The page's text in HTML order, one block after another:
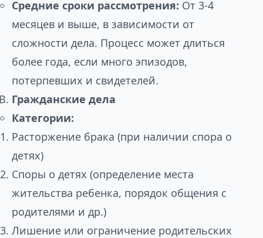
Средние сроки рассмотрения: От 3-4
месяцев и выше, в зависимости от
сложности дела. Процесс может длиться
более года, если много эпизодов,
потерпевших и свидетелей.
Гражданские дела
Категории:
Расторжение брака (при наличии спора о
детях)
Споры о детях (определение места
жительства ребенка, порядок общения с
родителями и др.)
Лишение или ограничение родительских